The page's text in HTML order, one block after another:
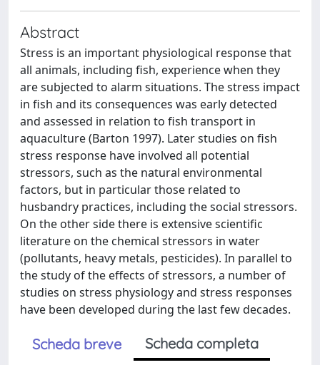
Abstract
Stress is an important physiological response that
all animals, including fish, experience when they
are subjected to alarm situations. The stress impact
in fish and its consequences was early detected
and assessed in relation to fish transport in
aquaculture (Barton 1997). Later studies on fish
stress response have involved all potential
stressors, such as the natural environmental
factors, but in particular those related to
husbandry practices, including the social stressors.
On the other side there is extensive scientific
literature on the chemical stressors in water
(pollutants, heavy metals, pesticides). In parallel to
the study of the effects of stressors, a number of
studies on stress physiology and stress responses
have been developed during the last few decades.
Scheda breve
Scheda completa